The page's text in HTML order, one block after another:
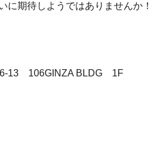
に期待しようではありませんか！
6-13 106GINZA BLDG 1F